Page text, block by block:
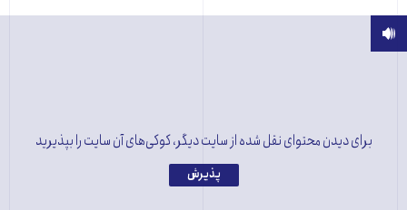
برای دیدن محتوای نقل شده از سایت دیگر، کوکی‌های آن سایت را بپذیرید
پذیرش